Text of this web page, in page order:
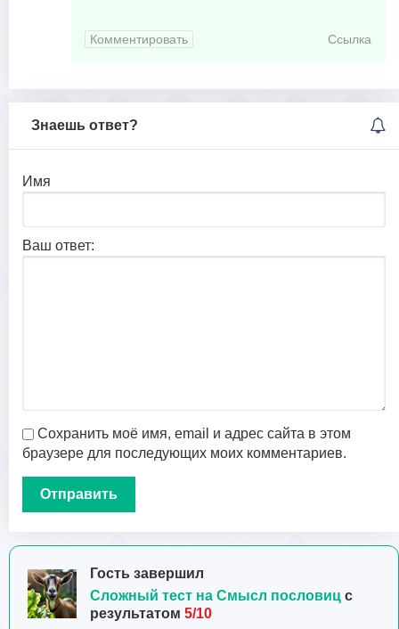
Комментировать Ссылка
Знаешь ответ?
Имя
Ваш ответ:
Сохранить моё имя, email и адрес сайта в этом
браузере для последующих моих комментариев.
Гость завершил
Сложный тест на Смысл пословиц с
результатом 5/10